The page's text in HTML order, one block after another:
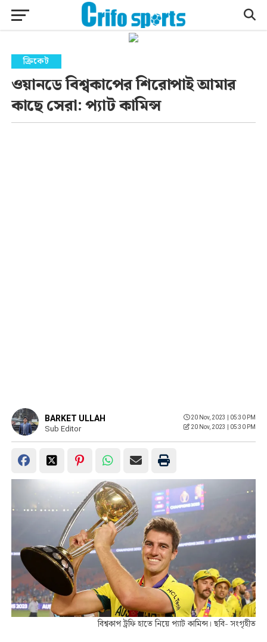
ক্রিকেট
ওয়ানডে বিশ্বকাপের শিরোপাই আমার
কাছে সেরা: প্যাট কামিন্স
BARKET ULLAH
Sub Editor
20 Nov, 2023 | 05:30 PM
20 Nov, 2023 | 05:30 PM
বিশ্বকাপ ট্রফি হাতে নিয়ে প্যাট কামিন্স। ছবি- সংগৃহীত